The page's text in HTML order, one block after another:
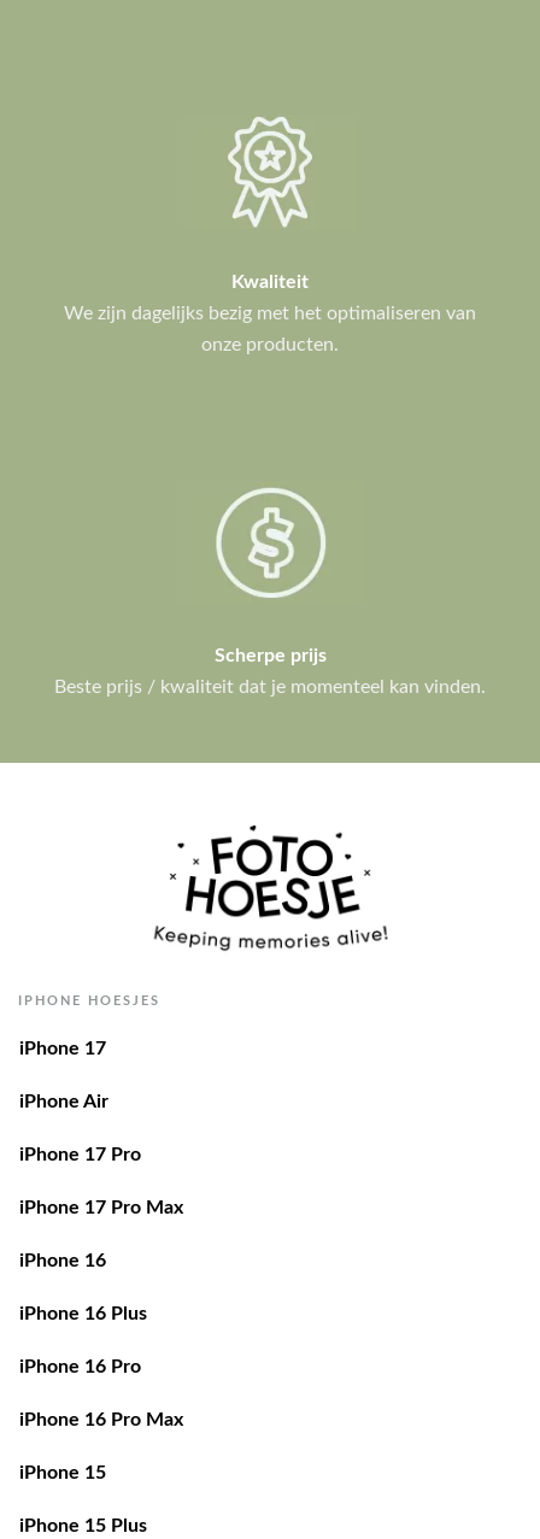
Kwaliteit
We zijn dagelijks bezig met het optimaliseren van
onze producten.
Scherpe prijs
Beste prijs / kwaliteit dat je momenteel kan vinden.
IPHONE HOESJES
iPhone 17
iPhone Air
iPhone 17 Pro
iPhone 17 Pro Max
iPhone 16
iPhone 16 Plus
iPhone 16 Pro
iPhone 16 Pro Max
iPhone 15
iPhone 15 Plus